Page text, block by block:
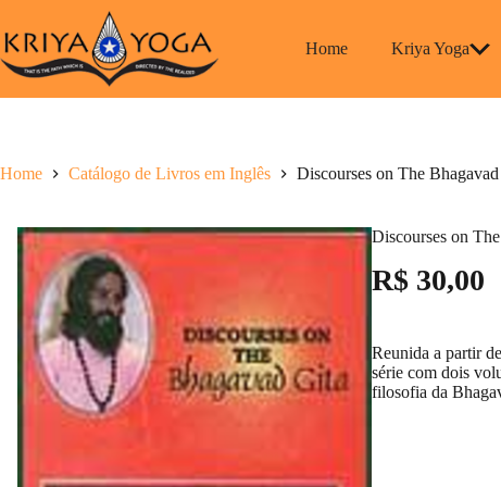
para
o
conteúdo
Home Kriya Yoga
Home Catálogo de Livros em Inglês Discourses on The
Discourses on
R$ 30,00
Reunida a partir
série com dois
filosofia da